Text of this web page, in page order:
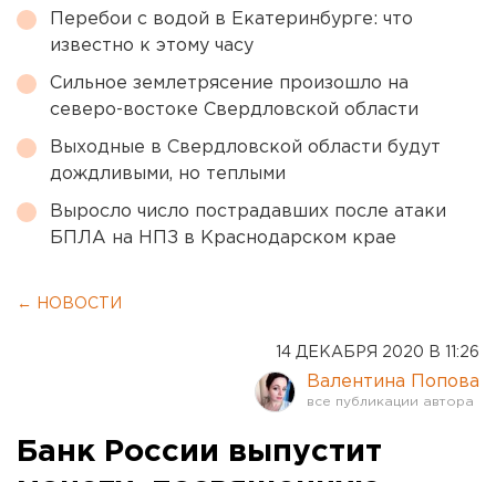
Перебои с водой в Екатеринбурге: что
известно к этому часу
Сильное землетрясение произошло на
северо-востоке Свердловской области
Выходные в Свердловской области будут
дождливыми, но теплыми
Выросло число пострадавших после атаки
БПЛА на НПЗ в Краснодарском крае
← НОВОСТИ
14 ДЕКАБРЯ 2020 В 11:26
Валентина Попова
Банк России выпустит